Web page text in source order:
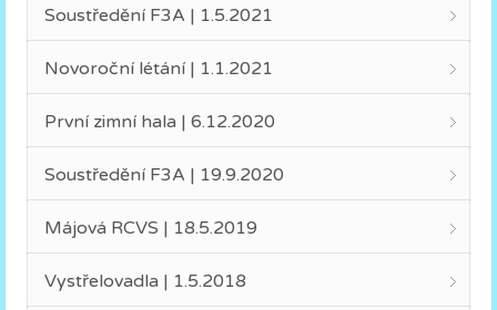
Soustředění F3A | 1.5.2021
Novoroční létání | 1.1.2021
První zimní hala | 6.12.2020
Soustředění F3A | 19.9.2020
Májová RCVS | 18.5.2019
Vystřelovadla | 1.5.2018